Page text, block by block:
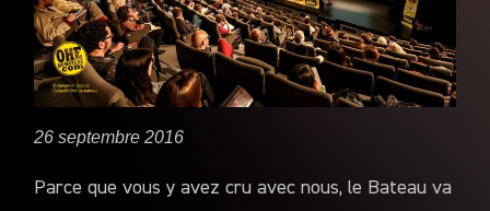
26 septembre 2016
Parce que vous y avez cru avec nous, le Bateau va